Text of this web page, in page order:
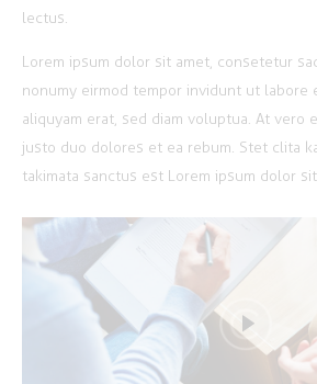
lectus.
Lorem ipsum dolor sit amet, consetetur
nonumy eirmod tempor invidunt ut labore
aliquyam erat, sed diam voluptua. At vero
justo duo dolores et ea rebum. Stet clita
takimata sanctus est Lorem ipsum dolor